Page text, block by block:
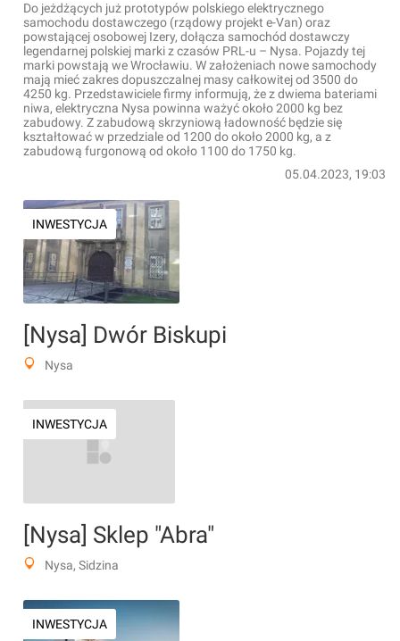
Do jeżdżących już prototypów polskiego elektrycznego
samochodu dostawczego (rządowy projekt e-Van) oraz
powstającej osobowej Izery, dołącza samochód dostawczy
legendarnej polskiej marki z czasów PRL-u – Nysa. Pojazdy tej
marki powstają we Wrocławiu. W założeniach nowe samochody
mają mieć zakres dopuszczalnej masy całkowitej od 3500 do
4250 kg. Przedstawiciele firmy informują, że z dwiema bateriami
niwa, elektryczna Nysa powinna ważyć około 2000 kg bez
zabudowy. Z zabudową skrzyniową ładowność będzie się
kształtować w przedziale od 1200 do około 2000 kg, a z
zabudową furgonową od około 1100 do 1750 kg.
05.04.2023, 19:03
INWESTYCJA
[Nysa] Dwór Biskupi
Nysa
INWESTYCJA
[Nysa] Sklep "Abra"
Nysa, Sidzina
INWESTYCJA